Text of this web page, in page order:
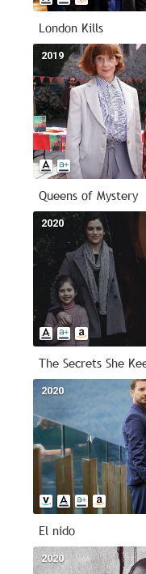
London Kills
2019
Queens of Mystery
2020
The Secrets She
2020
El nido
2020